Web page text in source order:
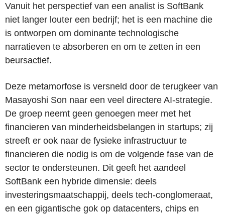
Vanuit het perspectief van een analist is SoftBank
niet langer louter een bedrijf; het is een machine die
is ontworpen om dominante technologische
narratieven te absorberen en om te zetten in een
beursactief.
Deze metamorfose is versneld door de terugkeer van
Masayoshi Son naar een veel directere AI-strategie.
De groep neemt geen genoegen meer met het
financieren van minderheidsbelangen in startups; zij
streeft er ook naar de fysieke infrastructuur te
financieren die nodig is om de volgende fase van de
sector te ondersteunen. Dit geeft het aandeel
SoftBank een hybride dimensie: deels
investeringsmaatschappij, deels tech-conglomeraat,
en een gigantische gok op datacenters, chips en